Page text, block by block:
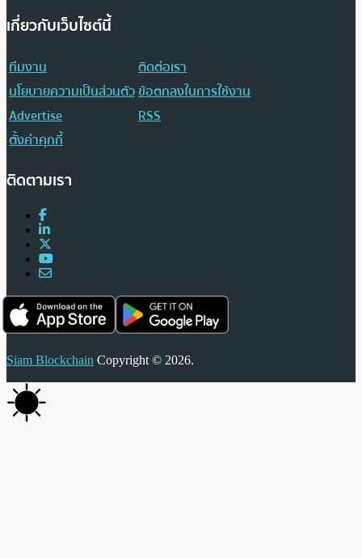
เกี่ยวกับเว็บไซต์นี้
ทีมงาน
ติดต่อเรา
นโยบายความเป็นส่วนตัวข้อตกลงในการใช้งาน
Advertise
RSS
ตั้งค่าคุกกี้
ติดตามเรา
Siam Blockchain Copyright © 2026.